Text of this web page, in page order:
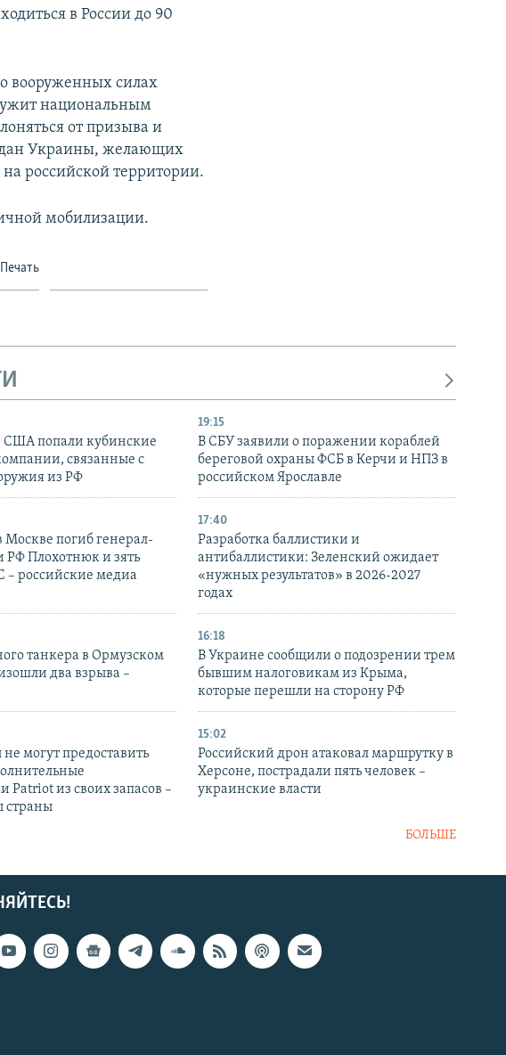
в России до 90
вооруженных силах
национальным
от призыва и
Украины, желающих
российской территории.
мобилизации.
Печать
США попали кубинские
связанные с
из РФ
19:15
В СБУ заявили о поражении кораблей
береговой охраны ФСБ в Керчи и НПЗ в
российском Ярославле
Москве погиб генерал-
Плохотнюк и зять
– российские медиа
17:40
Разработка баллистики и
антибаллистики: Зеленский ожидает
«нужных результатов» в 2026-2027
годах
танкера в Ормузском
два взрыва –
16:18
В Украине сообщили о подозрении трем
бывшим налоговикам из Крыма,
которые перешли на сторону РФ
могут предоставить
Patriot из своих запасов –
страны
15:02
Российский дрон атаковал маршрутку в
Херсоне, пострадали пять человек –
украинские власти
БОЛЬШЕ